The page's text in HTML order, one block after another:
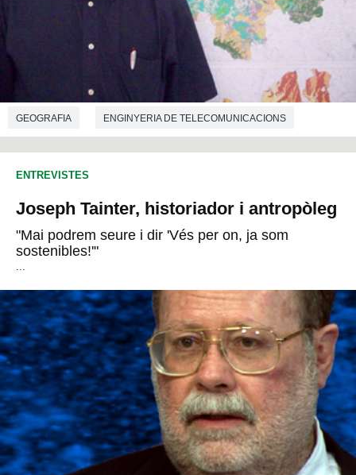
GEOGRAFIA ENGINYERIA DE TELECOMUNICACIONS
ENTREVISTES
Joseph Tainter, historiador i antropòleg
"Mai podrem seure i dir 'Vés per on, ja som
sostenibles!'"
...